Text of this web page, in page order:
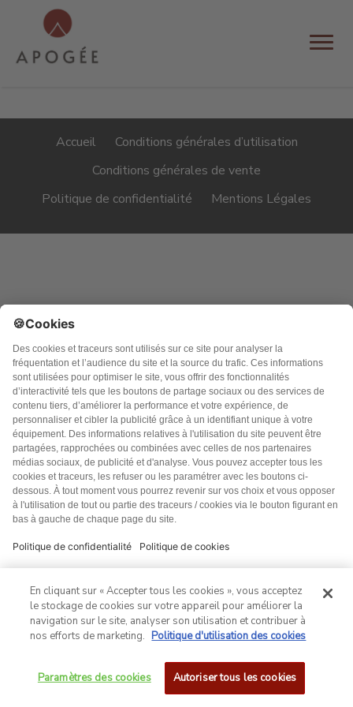
Accueil
Conditions générales d’utilisation
Conditions générales de vente
Politique de confidentialité
Mentions Légales
En cliquant sur « Accepter tous les cookies », vous acceptez
le stockage de cookies sur votre appareil pour améliorer la
navigation sur le site, analyser son utilisation et contribuer à
nos efforts de marketing. Politique d'utilisation des cookies
Paramètres des cookies Autoriser tous les cookies